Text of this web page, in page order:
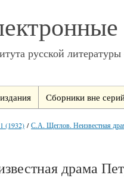
русской
Сборники вне
(1932) /С.А. Щеглов. Неизвестная
драма